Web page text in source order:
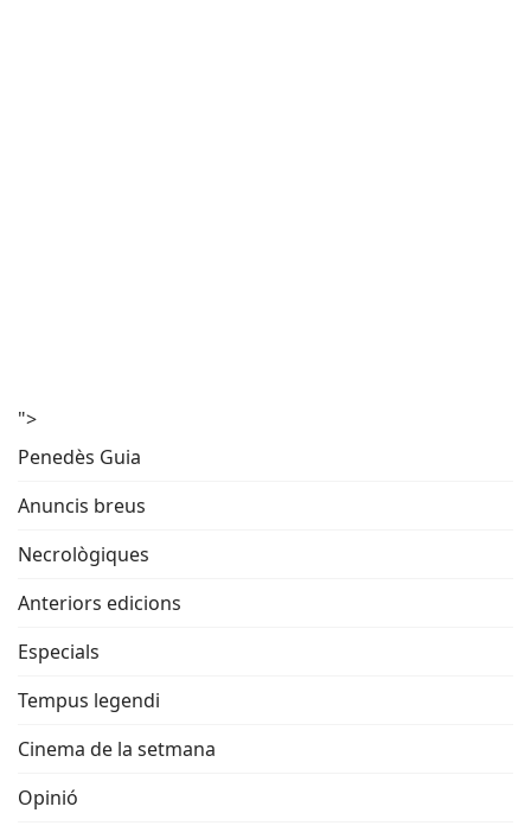
">
Penedès Guia
Anuncis breus
Necrològiques
Anteriors edicions
Especials
Tempus legendi
Cinema de la setmana
Opinió